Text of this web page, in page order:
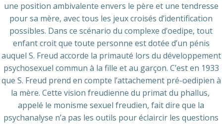
une position ambivalente envers le père et une tendresse
pour sa mère, avec tous les jeux croisés d’identification
possibles. Dans ce scénario du complexe d’oedipe, tout
enfant croit que toute personne est dotée d’un pénis
auquel S. Freud accorde la primauté lors du développement
psychosexuel commun à la fille et au garçon. C’est en 1933
que S. Freud prend en compte l’attachement pré-oedipien à
la mère. Cette vision freudienne du primat du phallus,
appelé le monisme sexuel freudien, fait dire que la
psychanalyse n’a pas les outils pour éclaircir les questions